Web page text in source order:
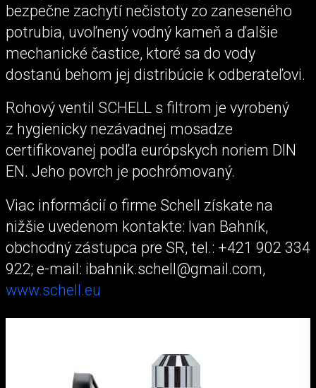
bezpečne zachytí nečistoty zo zaneseného
potrubia, uvoľnený vodný kameň a ďalšie
mechanické častice, ktoré sa do vody
dostanú behom jej distribúcie k odberateľovi.
Rohový ventil SCHELL s filtrom je vyrobený
z hygienicky nezávadnej mosadze
certifikovanej podľa európskych noriem DIN
EN. Jeho povrch je pochrómovaný.
Viac informácií o firme Schell získate na
nižšie uvedenom kontakte: Ivan Bahník,
obchodný zástupca pre SR, tel.: +421 902 334
922; e-mail: ibahnik.schell@gmail.com,
www.schell.eu